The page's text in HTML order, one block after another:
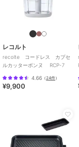
ブランド
ショップ
商品カテゴリ
カラー
レコルト
recolte コードレス カプセ
ルカッターボンヌ RCP-7
4.66 （24件）
¥9,900